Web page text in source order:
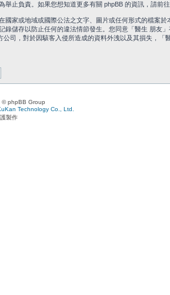
止負責。如果您想知道更多有關 phpBB 的資訊，請前往
家或地域或國際公法之文字、圖片或任何形式的檔案
儲存以防止任何的違法情節發生。您同意「醫生 朋友
，對於因駭客入侵所造成的資料外洩以及其損失，「
© phpBB Group
Technology Co., Ltd.
製作